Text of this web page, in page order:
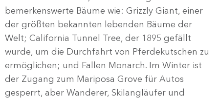
bemerkenswerte Bäume wie: Grizzly Giant, einer
der größten bekannten lebenden Bäume der
Welt; California Tunnel Tree, der 1895 gefällt
wurde, um die Durchfahrt von Pferdekutschen zu
ermöglichen; und Fallen Monarch. Im Winter ist
der Zugang zum Mariposa Grove für Autos
gesperrt, aber Wanderer, Skilangläufer und